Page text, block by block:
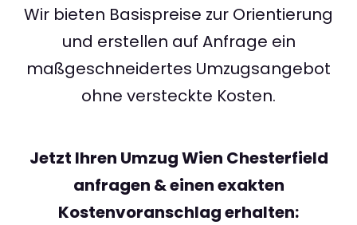
Wir bieten Basispreise zur Orientierung
und erstellen auf Anfrage ein
maßgeschneidertes Umzugsangebot
ohne versteckte Kosten.
Jetzt Ihren Umzug Wien Chesterfield
anfragen & einen exakten
Kostenvoranschlag erhalten: